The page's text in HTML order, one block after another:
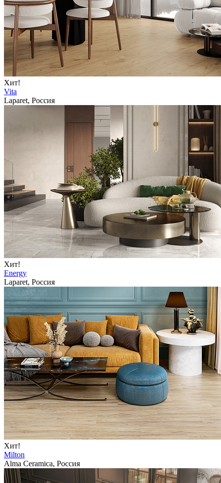
Хит!
Vita
Laparet, Россия
Хит!
Energy
Laparet, Россия
Хит!
Milton
Alma Ceramica, Россия